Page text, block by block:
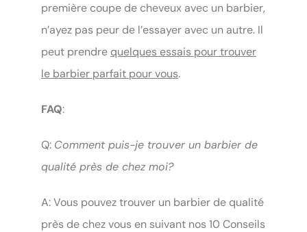
première coupe de cheveux avec un barbier,
n’ayez pas peur de l’essayer avec un autre. Il
peut prendre quelques essais pour trouver
le barbier parfait pour vous.
FAQ:
Q: Comment puis-je trouver un barbier de
qualité près de chez moi?
A: Vous pouvez trouver un barbier de qualité
près de chez vous en suivant nos 10 Conseils